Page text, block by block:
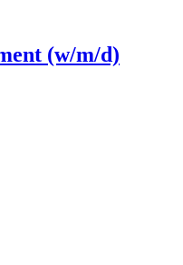
(w/m/d)